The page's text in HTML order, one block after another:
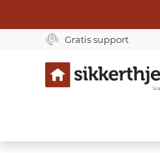
Gratis support
Skip
to